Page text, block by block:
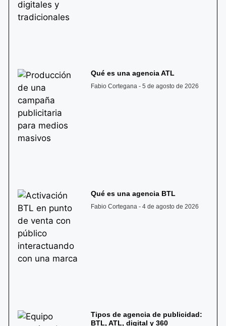
Qué es una agencia ATL
Fabio Cortegana 5 de agosto de 2026
Qué es una agencia BTL
Fabio Cortegana 4 de agosto de 2026
Tipos de agencia de publicidad:
BTL, ATL, digital y 360